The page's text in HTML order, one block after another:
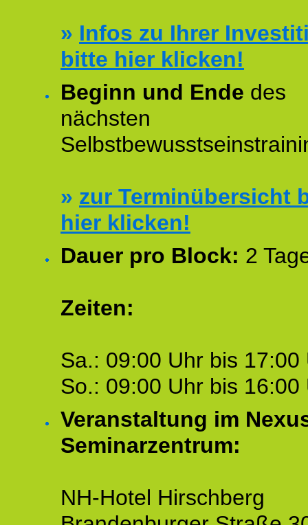
» Infos zu Ihrer
bitte hier klicken!
Beginn und Ende des
nächsten
» zur Terminübersicht
hier klicken!
Dauer pro Block: 2
Zeiten:
Sa.: 09:00 Uhr bis 17:00
So.: 09:00 Uhr bis 16:00
Veranstaltung im
Seminarzentrum:
NH-Hotel Hirschberg